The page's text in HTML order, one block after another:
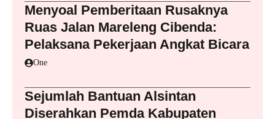
Menyoal Pemberitaan Rusaknya
Ruas Jalan Mareleng Cibenda:
Pelaksana Pekerjaan Angkat Bicara
One
Sejumlah Bantuan Alsintan
Diserahkan Pemda Kabupaten